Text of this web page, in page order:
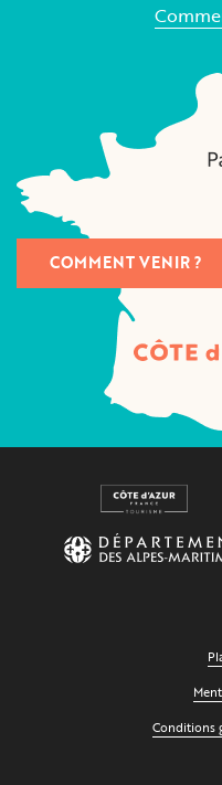
COMMENT VENIR ?
Conditions